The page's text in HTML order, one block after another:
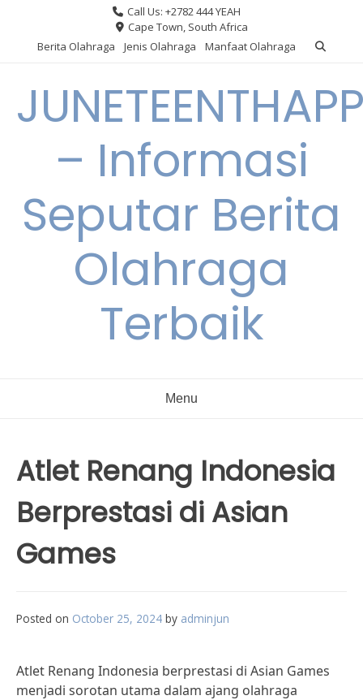
content
Call Us: +2782 444 YEAH
Cape Town, South Africa
Berita Olahraga
Jenis Olahraga Manfaat Olahraga
– Informasi
Seputar Berita
Olahraga
Terbaik
Menu
Atlet Renang Indonesia
Berprestasi di Asian
Games
Posted on October 25, 2024 by adminjun
Atlet Renang Indonesia berprestasi di Asian Games
menjadi sorotan utama dalam ajang olahraga